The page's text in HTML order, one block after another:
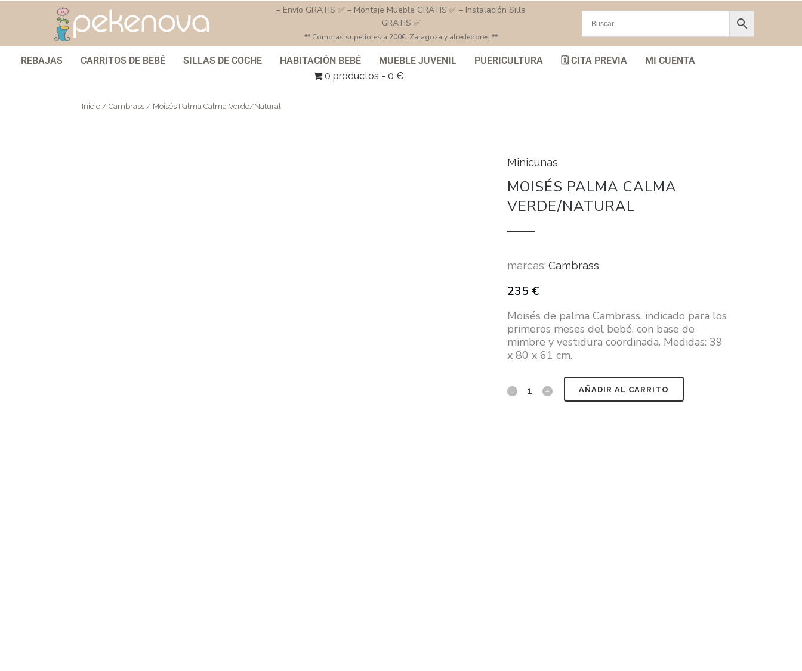
– Envío GRATIS ✅ – Montaje Mueble GRATIS ✅ – Instalación Silla
GRATIS ✅
** Compras superiores a 200€. Zaragoza y alrededores **
REBAJAS CARRITOS DE BEBÉ SILLAS DE COCHE HABITACIÓN BEBÉ MUEBLE JUVENIL PUERICULTURA 🗓️ CITA PREVIA
MI CUENTA
0 productos
0 €
Inicio / Cambrass / Moisés Palma Calma Verde/Natural
Minicunas
MOISÉS PALMA CALMA
VERDE/NATURAL
marcas: Cambrass
235 €
Moisés de palma Cambrass, indicado para los
primeros meses del bebé, con base de
mimbre y vestidura coordinada. Medidas: 39
x 80 x 61 cm.
AÑADIR AL CARRITO